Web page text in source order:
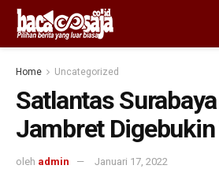
Home Uncategorized
Satlantas
Jambret Digebukin
oleh admin Januari 17, 2022